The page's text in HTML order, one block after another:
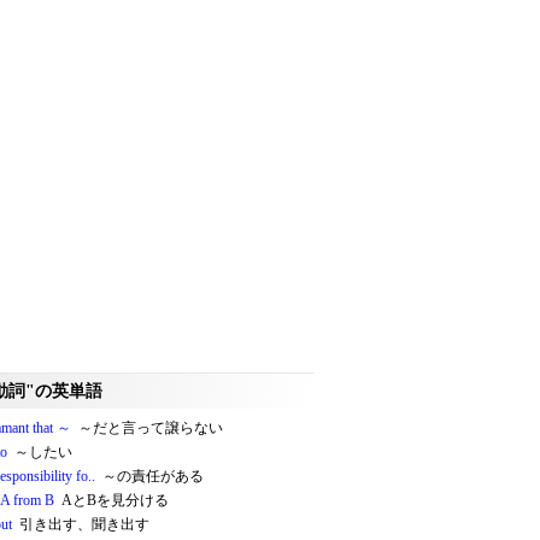
詞"の英単語
that ～
～だと言って譲らない
～したい
fo.. ～の責任がある
from B AとBを見分ける
引き出す、聞き出す